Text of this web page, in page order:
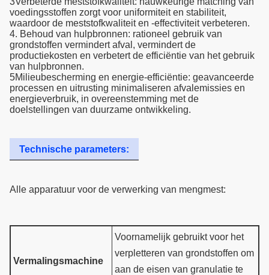
voedingsstoffen zorgt voor uniformiteit en stabiliteit,
waardoor de meststofkwaliteit en -effectiviteit verbeteren.
4. Behoud van hulpbronnen: rationeel gebruik van
grondstoffen vermindert afval, vermindert de
productiekosten en verbetert de efficiëntie van het gebruik
van hulpbronnen.
5Milieubescherming en energie-efficiëntie: geavanceerde
processen en uitrusting minimaliseren afvalemissies en
energieverbruik, in overeenstemming met de
doelstellingen van duurzame ontwikkeling.
Technische parameters:
Alle apparatuur voor de verwerking van mengmest:
Vermalingsmachine
Voornamelijk gebruikt voor het
verpletteren van grondstoffen om
aan de eisen van granulatie te